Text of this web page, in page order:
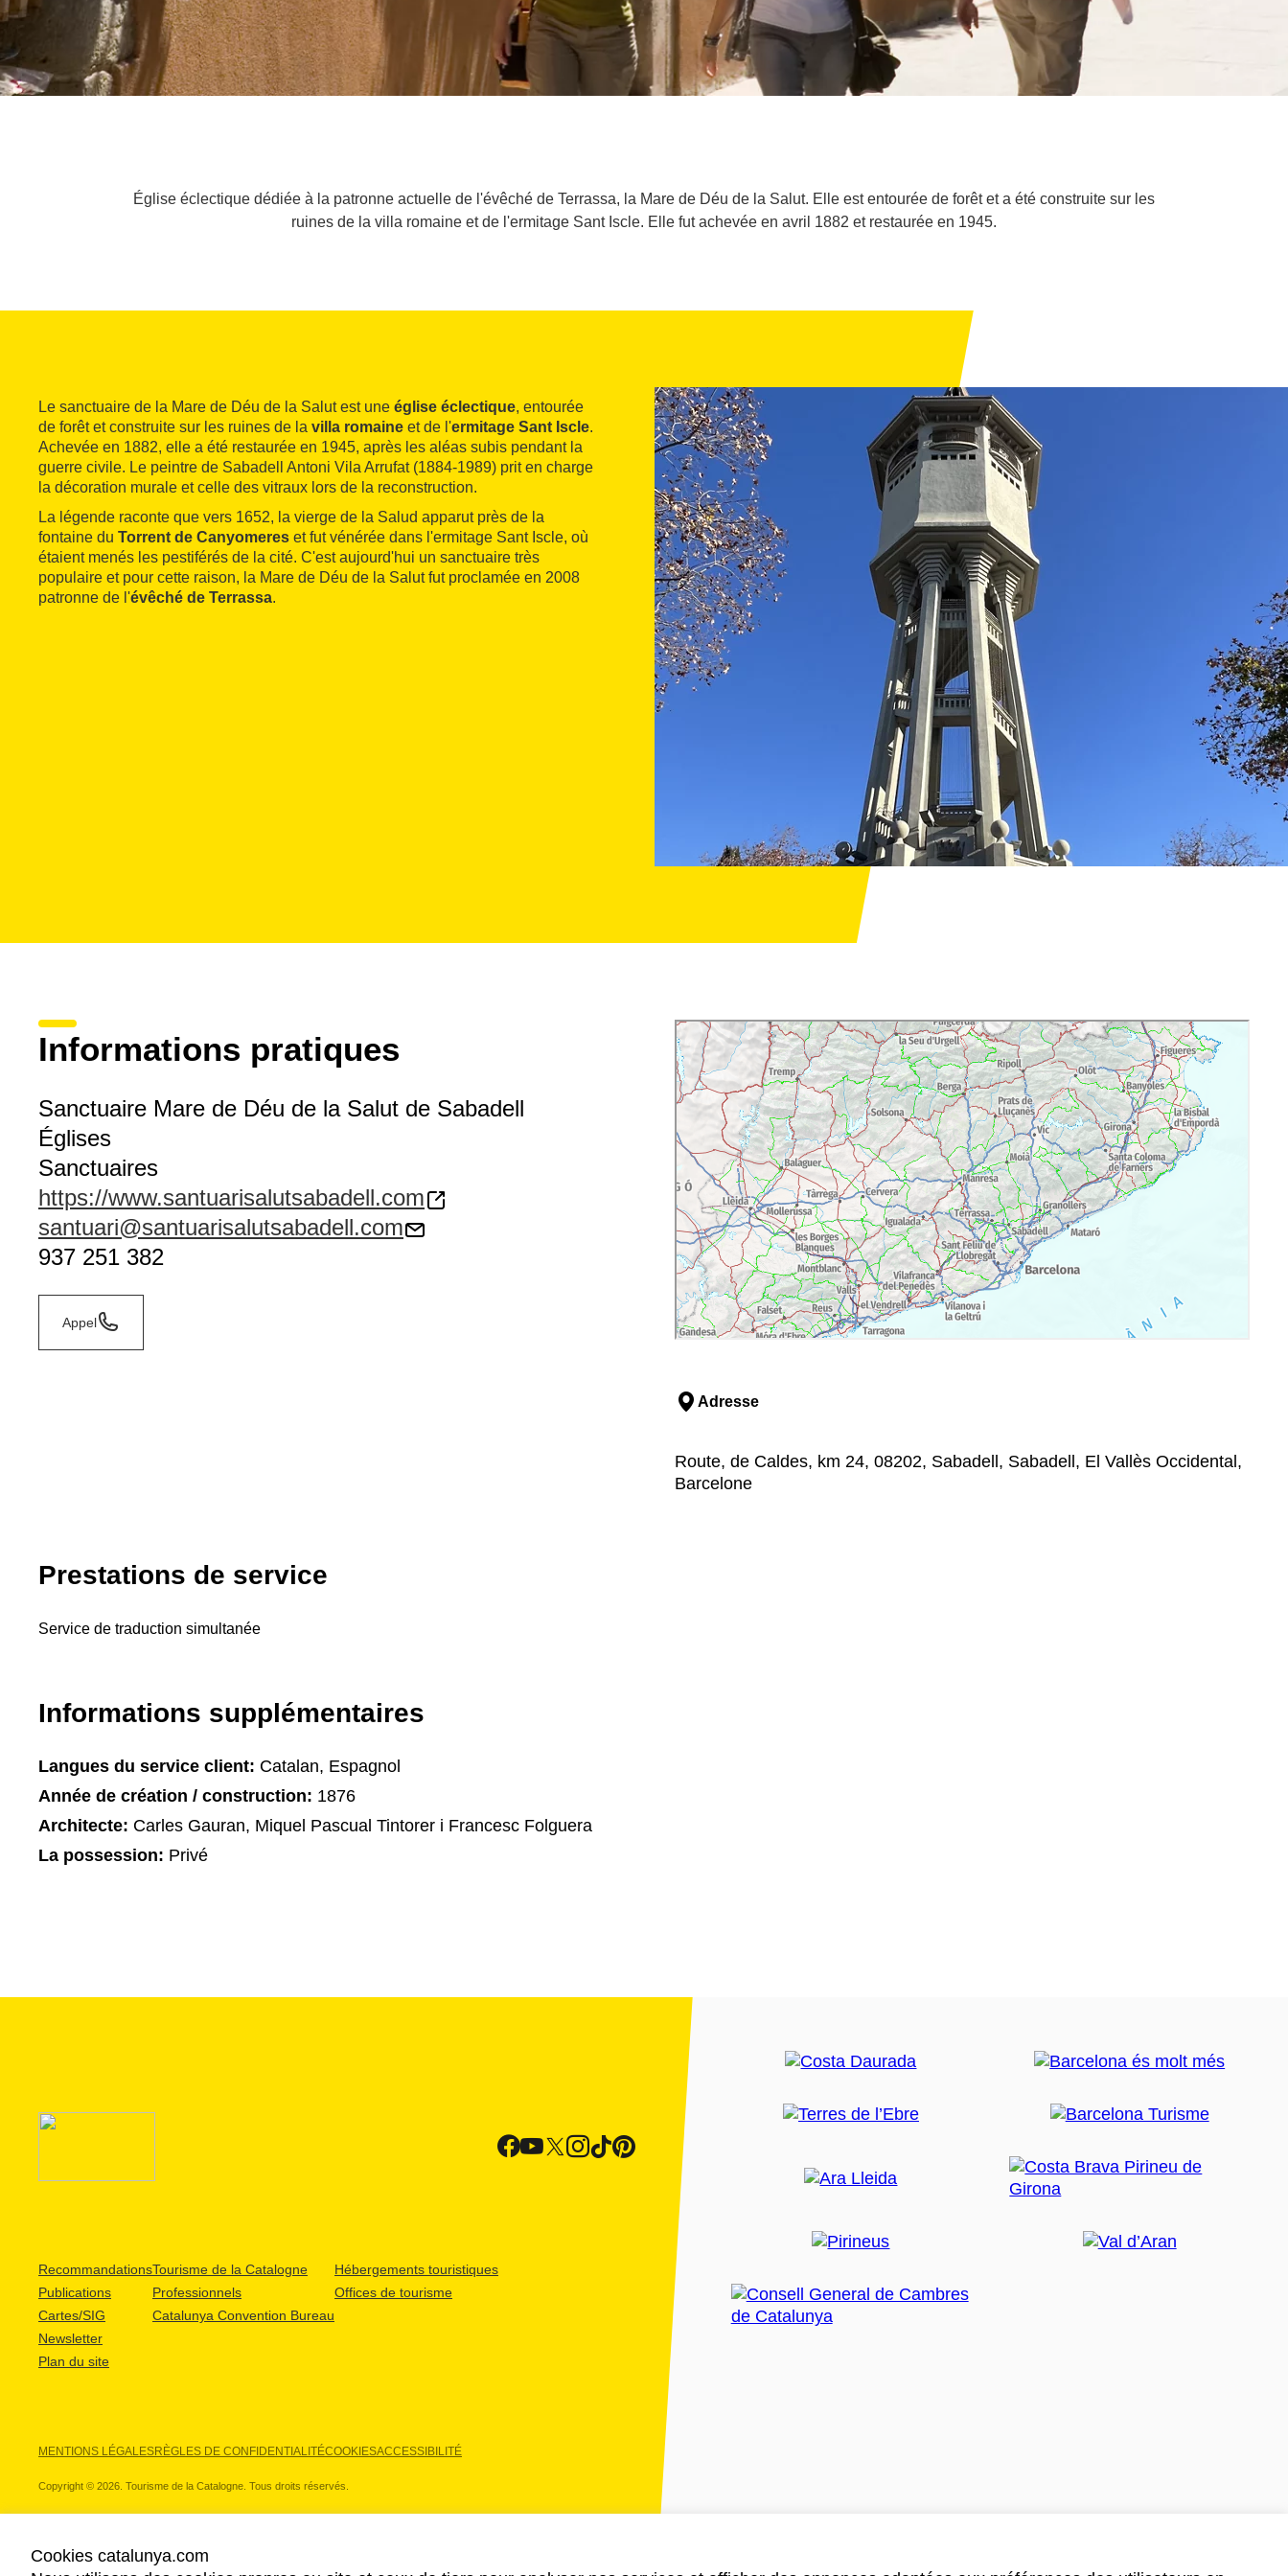
Église éclectique dédiée à la patronne actuelle de l'évêché de Terrassa, la Mare de Déu de la Salut. Elle est entourée de forêt et a été construite sur les
ruines de la villa romaine et de l'ermitage Sant Iscle. Elle fut achevée en avril 1882 et restaurée en 1945.
Le sanctuaire de la Mare de Déu de la Salut est une église éclectique, entourée
de forêt et construite sur les ruines de la villa romaine et de l'ermitage Sant Iscle.
Achevée en 1882, elle a été restaurée en 1945, après les aléas subis pendant la
guerre civile. Le peintre de Sabadell Antoni Vila Arrufat (1884-1989) prit en charge
la décoration murale et celle des vitraux lors de la reconstruction.
La légende raconte que vers 1652, la vierge de la Salud apparut près de la
fontaine du Torrent de Canyomeres et fut vénérée dans l'ermitage Sant Iscle, où
étaient menés les pestiférés de la cité. C'est aujourd'hui un sanctuaire très
populaire et pour cette raison, la Mare de Déu de la Salut fut proclamée en 2008
patronne de l'évêché de Terrassa.
Informations pratiques
Sanctuaire Mare de Déu de la Salut de Sabadell
Églises
Sanctuaires
https://www.santuarisalutsabadell.com
santuari@santuarisalutsabadell.com
937 251 382
Appel
Adresse
Route, de Caldes, km 24, 08202, Sabadell, Sabadell, El Vallès Occidental,
Barcelone
Prestations de service
Service de traduction simultanée
Informations supplémentaires
Langues du service client: Catalan, Espagnol
Année de création / construction: 1876
Architecte: Carles Gauran, Miquel Pascual Tintorer i Francesc Folguera
La possession: Privé
Recommandations
Publications
Cartes/SIG
Newsletter
Plan du site
Tourisme de la Catalogne
Professionnels
Catalunya Convention Bureau
Hébergements touristiques
Offices de tourisme
MENTIONS LÉGALESRÈGLES DE CONFIDENTIALITÉCOOKIESACCESSIBILITÉ
Copyright © 2026. Tourisme de la Catalogne. Tous droits réservés.
Cookies catalunya.com